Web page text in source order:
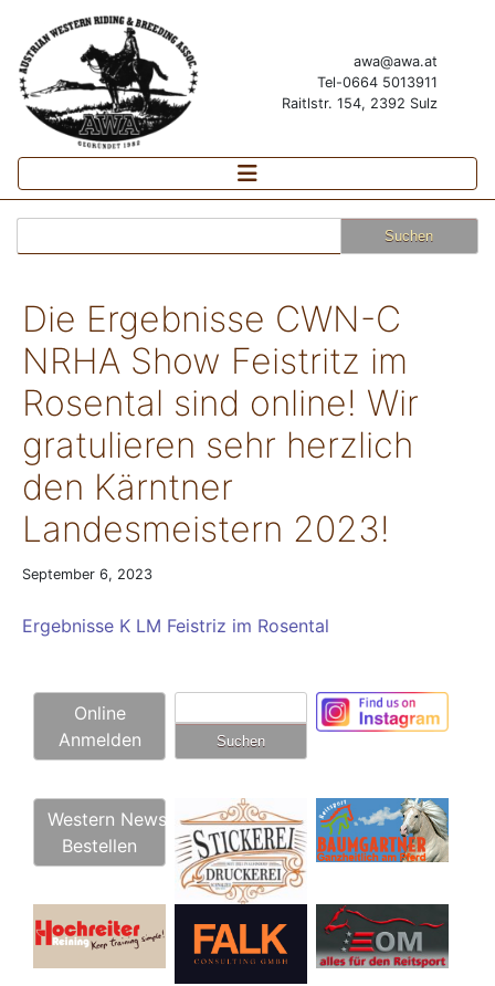
awa@awa.at
Tel-0664 5013911
Raitlstr. 154, 2392 Sulz
nach:
Die Ergebnisse CWN-C
NRHA Show Feistritz im
Rosental sind online! Wir
gratulieren sehr herzlich
den Kärntner
Landesmeistern 2023!
September 6, 2023
Ergebnisse K LM Feistriz im Rosental
Online
Anmelden
nach:
Western News
Bestellen